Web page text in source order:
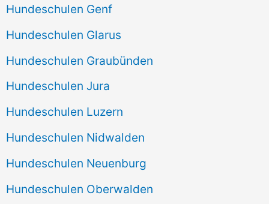
Hundeschulen Genf
Hundeschulen Glarus
Hundeschulen Graubünden
Hundeschulen Jura
Hundeschulen Luzern
Hundeschulen Nidwalden
Hundeschulen Neuenburg
Hundeschulen Oberwalden